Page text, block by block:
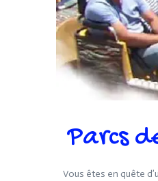
Parcs
Vous êtes en quête